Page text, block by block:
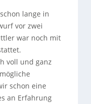
lange in
vor zwei
war noch mit
voll und ganz
schon eine
an Erfahrung